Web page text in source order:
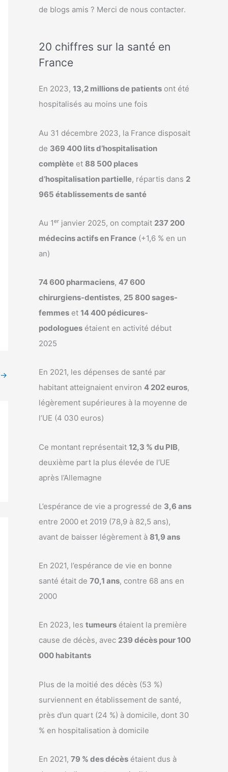
→
de blogs amis ? Merci de nous contacter.
20 chiffres sur la santé en
France
En 2023, 13,2 millions de patients ont été
hospitalisés au moins une fois
Au 31 décembre 2023, la France disposait
de 369 400 lits d’hospitalisation
complète et 88 500 places
d’hospitalisation partielle, répartis dans 2
965 établissements de santé
Au 1ᵉʳ janvier 2025, on comptait 237 200
médecins actifs en France (+1,6 % en un
an)
74 600 pharmaciens, 47 600
chirurgiens-dentistes, 25 800 sages-
femmes et 14 400 pédicures-
podologues étaient en activité début
2025
En 2021, les dépenses de santé par
habitant atteignaient environ 4 202 euros,
légèrement supérieures à la moyenne de
l’UE (4 030 euros)
Ce montant représentait 12,3 % du PIB,
deuxième part la plus élevée de l’UE
après l’Allemagne
L’espérance de vie a progressé de 3,6 ans
entre 2000 et 2019 (78,9 à 82,5 ans),
avant de baisser légèrement à 81,9 ans
En 2021, l’espérance de vie en bonne
santé était de 70,1 ans, contre 68 ans en
2000
En 2023, les tumeurs étaient la première
cause de décès, avec 239 décès pour 100
000 habitants
Plus de la moitié des décès (53 %)
surviennent en établissement de santé,
près d’un quart (24 %) à domicile, dont 30
% en hospitalisation à domicile
En 2021, 79 % des décès étaient dus à